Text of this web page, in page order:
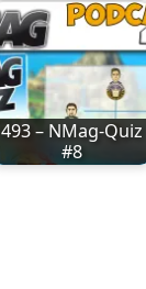
493 – NMag-Quiz
#8